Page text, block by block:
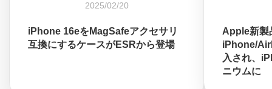
2025/02/20
iPhone 16eをMagSafeアクセサリ
互換にするケースがESRから登場
Apple新製
iPhone/
入され、
ニウムに